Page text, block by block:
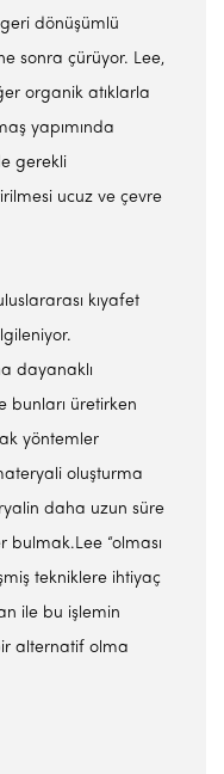
dönüşümlü
sonra çürüyor. Lee,
organik atıklarla
yapımında
gerekli
ucuz ve çevre
kıyafet
dayanaklı
bunları üretirken
yöntemler
oluşturma
daha uzun süre
bulmak.Lee “olması
tekniklere ihtiyaç
ile bu işlemin
alternatif olma